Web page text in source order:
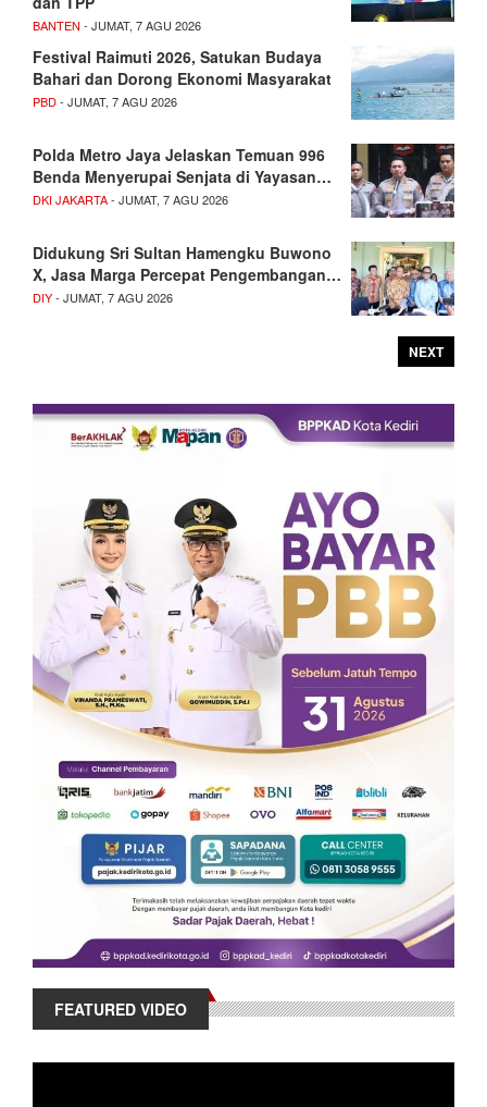
BANTEN - JUMAT, 7 AGU 2026
Festival Raimuti 2026, Satukan Budaya
Bahari dan Dorong Ekonomi Masyarakat
PBD- JUMAT, 7 AGU 2026
Polda Metro Jaya Jelaskan Temuan 996
Benda Menyerupai Senjata di Yayasan…
DKI JAKARTA- JUMAT, 7 AGU 2026
Didukung Sri Sultan Hamengku Buwono
X, Jasa Marga Percepat Pengembangan…
DIY- JUMAT, 7 AGU 2026
NEXT
FEATURED VIDEO